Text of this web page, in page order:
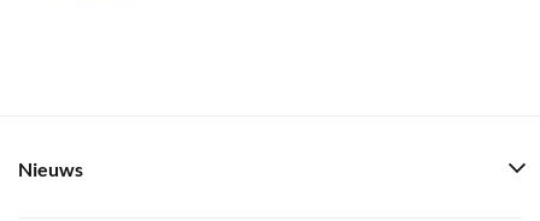
Nieuws